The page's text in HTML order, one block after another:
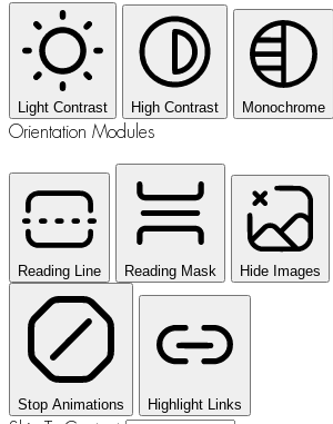
Light Contrast High Contrast Monochrome
Orientation Modules
Reading Line Reading Mask Hide Images
Stop Animations Highlight Links